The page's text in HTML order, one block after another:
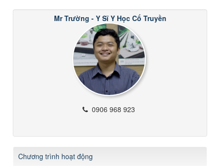
Mr Trường - Y Sĩ Y Học Cổ Truyền
0906 968 923
Chương trình hoạt động